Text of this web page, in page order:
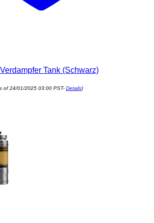
Tank (Schwarz)
of 24/01/2025 03:00 PST- Details)